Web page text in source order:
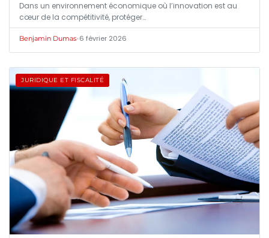
Dans un environnement économique où l’innovation est au
cœur de la compétitivité, protéger…
Benjamin Dumas•6 février 2026
JURIDIQUE ET FISCALITÉ